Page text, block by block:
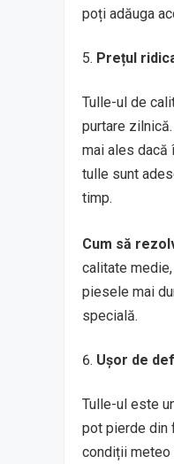
poți adăuga
Prețul
Tulle-ul de
purtare
mai ales dacă
tulle sunt
timp.
Cum să
calitate
piesele mai
specială.
Ușor de
Tulle-ul este
pot pierde din
condiții meteo